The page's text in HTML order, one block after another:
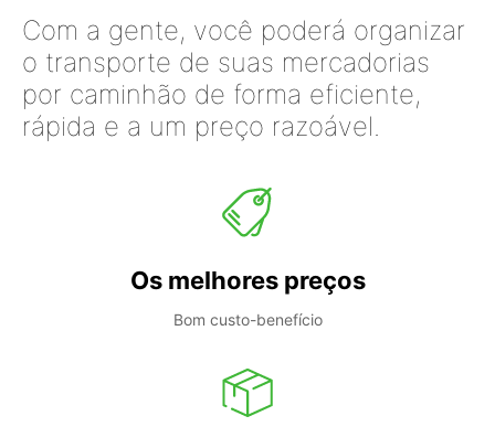
Com a gente, você poderá organizar
o transporte de suas mercadorias
por caminhão de forma eficiente,
rápida e a um preço razoável.
Os melhores preços
Bom custo-benefício